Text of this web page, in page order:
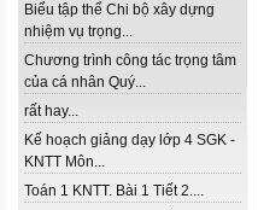
Biểu tập thể Chi bộ xây dựng
nhiệm vụ trọng...
Chương trình công tác trọng tâm
của cá nhân Quý...
rất hay...
Kế hoạch giảng dạy lớp 4 SGK -
KNTT Môn...
Toán 1 KNTT. Bài 1 Tiết 2....